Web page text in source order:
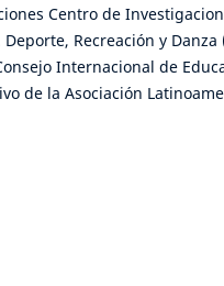
Centro de
Deporte, Recreación y Danza
Internacional de
de la Asociación